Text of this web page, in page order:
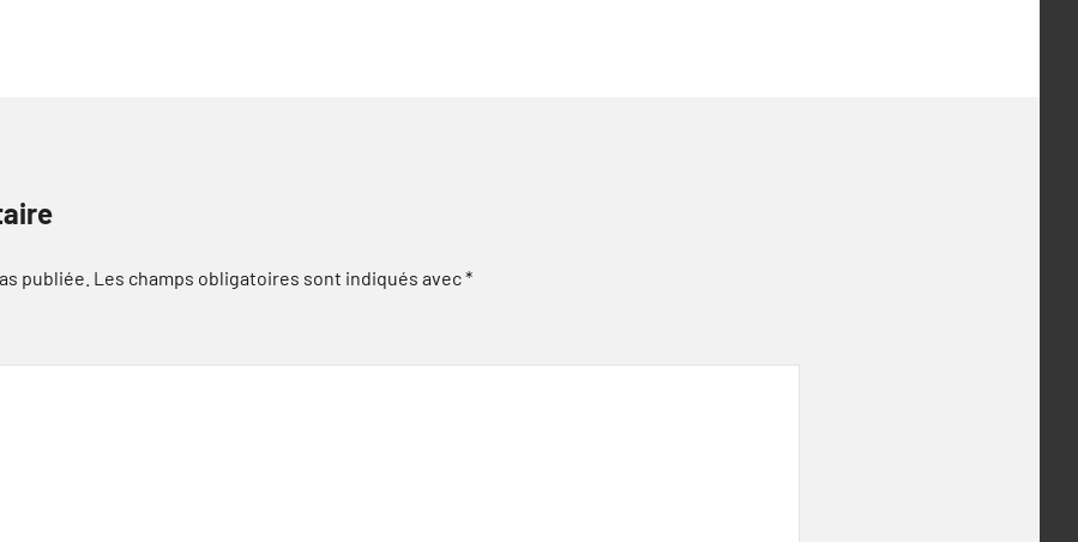
publiée. Les champs obligatoires sont indiqués avec*